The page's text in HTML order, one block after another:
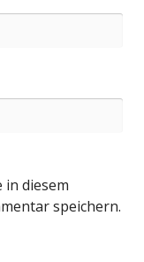
in diesem
speichern.